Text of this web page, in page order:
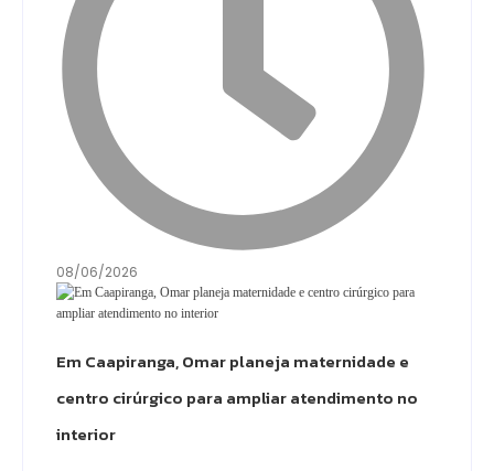
08/06/2026
Em Caapiranga, Omar planeja maternidade e
centro cirúrgico para ampliar atendimento no
interior